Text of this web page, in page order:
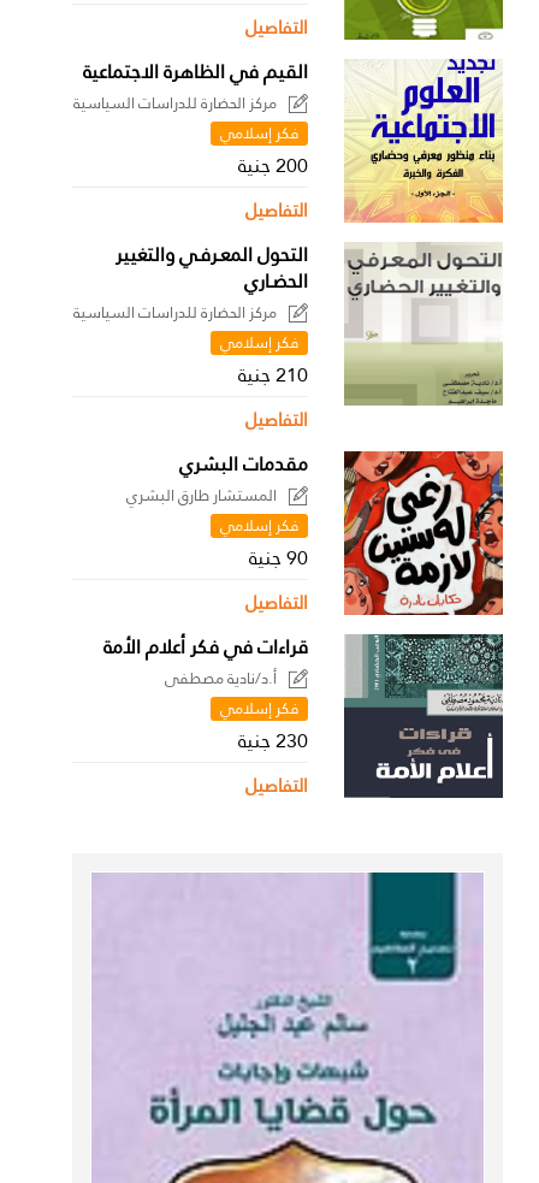
التفاصيل
القيم في الظاهرة الاجتماعية
مركز الحضارة للدراسات السياسية
فكر إسلامي
200 جنية
التفاصيل
التحول المعـرفـي والتغيير
الحضـاري
مركز الحضارة للدراسات السياسية
فكر إسلامي
210 جنية
التفاصيل
مقدمات البشري
المستشار طارق البشري
فكر إسلامي
90 جنية
التفاصيل
قراءات في فكر أعلام الأمة
أ.د/نادية مصطفى
فكر إسلامي
230 جنية
التفاصيل